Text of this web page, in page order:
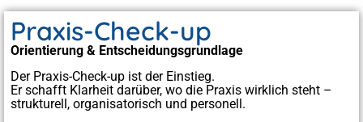
Praxis-Check-up
Orientierung & Entscheidungsgrundlage
Der Praxis-Check-up ist der Einstieg.
Er schafft Klarheit darüber, wo die Praxis wirklich steht –
strukturell, organisatorisch und personell.